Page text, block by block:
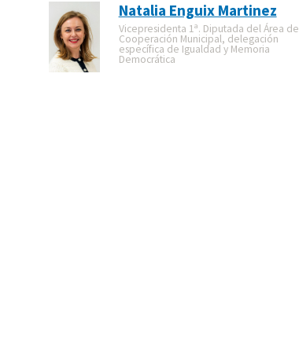
Natalia Enguix Martinez
Vicepresidenta 1ª. Diputada del Área de
Cooperación Municipal, delegación
específica de Igualdad y Memoria
Democrática